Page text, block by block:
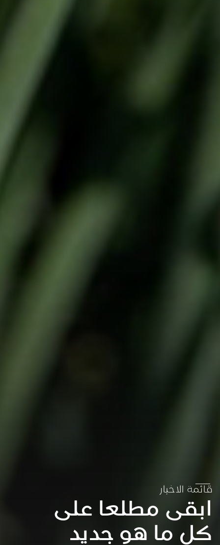
قائمة الاخبار
ابقى مطلعا على
كل ما هو جديد